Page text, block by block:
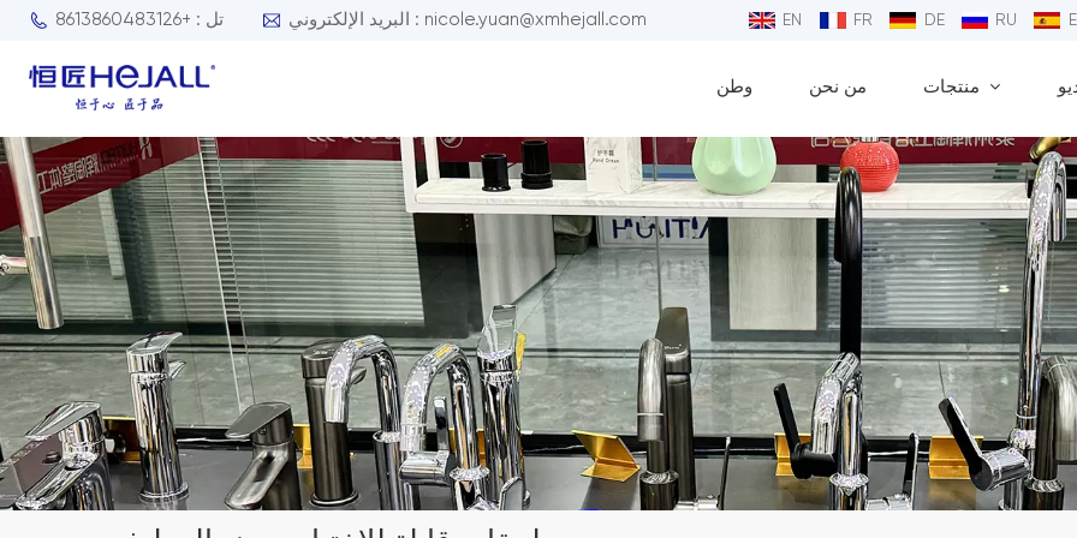
تل : +8613860483126 البريد الإلكتروني : nicole.yuan@xmhejall.com EN FR DE RU
وطن من نحن